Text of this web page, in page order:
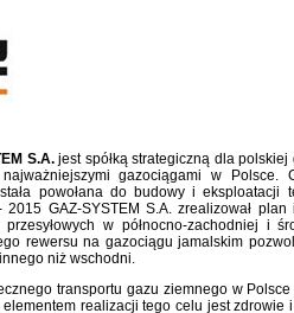
S.A.jest spółką strategiczną dla
gazociągami w Polsce.
powołana do budowy i eksploatacji
GAZ-SYSTEM S.A. zrealizował
w północno-zachodniej i
rewersu na gazociągu jamalskim
niż wschodni.
transportu gazu ziemnego w
realizacji tego celu jest zdrowie